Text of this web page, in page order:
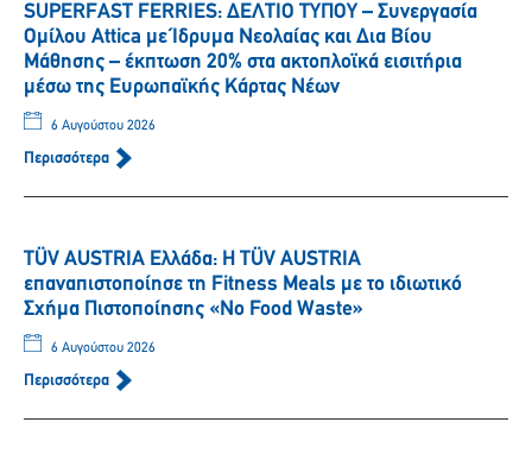
SUPERFAST FERRIES: ΔΕΛΤΙΟ ΤΥΠΟΥ – Συνεργασία
Ομίλου Attica με Ίδρυμα Νεολαίας και Δια Βίου
Μάθησης – έκπτωση 20% στα ακτοπλοϊκά εισιτήρια
μέσω της Ευρωπαϊκής Κάρτας Νέων
6 Αυγούστου 2026
Περισσότερα
TÜV AUSTRIA Ελλάδα: Η TÜV AUSTRIA
επαναπιστοποίησε τη Fitness Meals με το ιδιωτικό
Σχήμα Πιστοποίησης «No Food Waste»
6 Αυγούστου 2026
Περισσότερα